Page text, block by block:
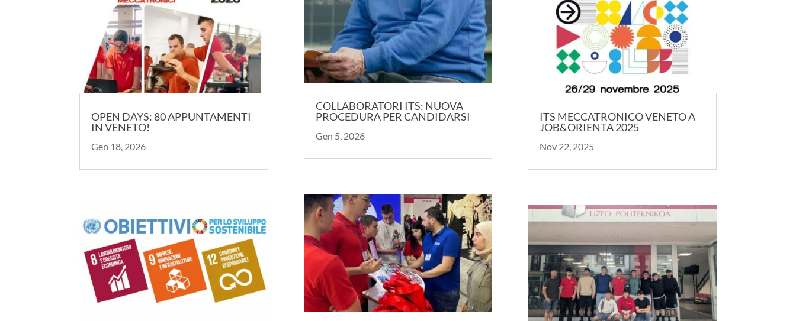
OPEN DAYS: 80 APPUNTAMENTI
IN VENETO!
Gen 18, 2026
COLLABORATORI ITS: NUOVA
PROCEDURA PER CANDIDARSI
Gen 5, 2026
ITS MECCATRONICO VENETO A
JOB&ORIENTA 2025
Nov 22, 2025